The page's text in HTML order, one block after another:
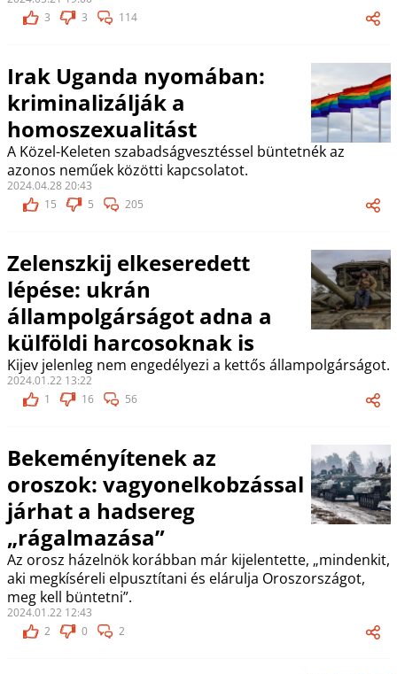
3
3 114
Irak Uganda nyomában:
kriminalizálják a
homoszexualitást
A Közel-Keleten szabadságvesztéssel büntetnék az
azonos neműek közötti kapcsolatot.
2024.04.28 20:43
15
5 205
Zelenszkij elkeseredett
lépése: ukrán
állampolgárságot adna a
külföldi harcosoknak is
Kijev jelenleg nem engedélyezi a kettős állampolgárságot.
2024.01.22 13:22
1
16 56
Bekeményítenek az
oroszok: vagyonelkobzással
járhat a hadsereg
„rágalmazása”
Az orosz házelnök korábban már kijelentette, „mindenkit,
aki megkíséreli elpusztítani és elárulja Oroszországot,
meg kell büntetni”.
2024.01.22 12:43
2
0 2